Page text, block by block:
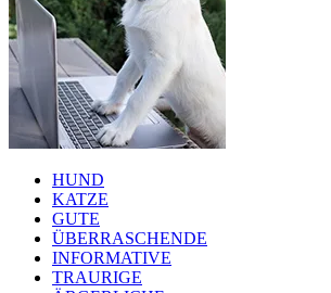
HUND
KATZE
GUTE
ÜBERRASCHENDE
INFORMATIVE
TRAURIGE